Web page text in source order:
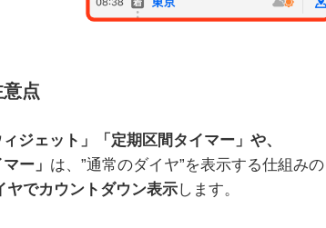
点
ジェット」「定期区間タイマー」や、
ー」 は、”通常のダイヤ”を表示する仕組みの
ヤでカウントダウン表示します。